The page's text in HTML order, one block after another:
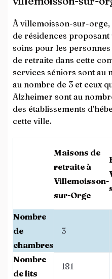
À villemoisson-sur-orge,
de résidences proposant
soins pour les
de retraite dans cette
services séniors sont au
au nombre de 3 et ceux
Alzheimer sont au
des établissements
cette ville.
Maisons de
retraite à
Villemoisson-
sur-Orge
Nombre
de
chambres
3
Nombre
de lits
181